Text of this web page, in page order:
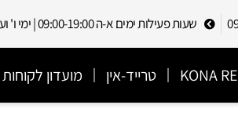
שעות פעילות ימים א-ה 09:00-19:00 | ימי ו' וערבי חג 09:00-13:00
KONA טרייד-אין מועדון לקוחות CYCLECLUB